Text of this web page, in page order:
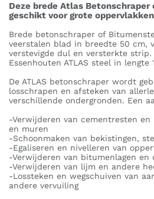
Deze brede Atlas
geschikt voor grote
Brede betonschraper of
veerstalen blad in breedte 50 cm,
verstevigde dul en versterkte
Essenhouten ATLAS steel in lengte
De ATLAS betonschraper wordt
losschrapen en afsteken van
verschillende ondergronden. Een
-Verwijderen van cementresten
en muren
-Schoonmaken van bekistingen,
-Egaliseren en nivelleren van
-Verwijderen van bitumenlagen en
-Verwijderen van lijm en andere
-Lossteken en wegschuiven van
andere vervuiling